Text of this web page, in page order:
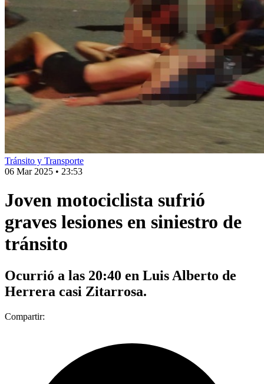
Tránsito y Transporte
06 Mar 2025 • 23:53
Joven motociclista sufrió
graves lesiones en siniestro de
tránsito
Ocurrió a las 20:40 en Luis Alberto de
Herrera casi Zitarrosa.
Compartir: